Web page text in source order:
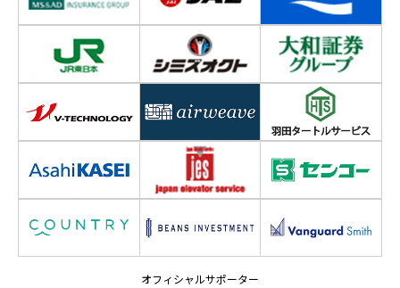
オフィシャルサポーター